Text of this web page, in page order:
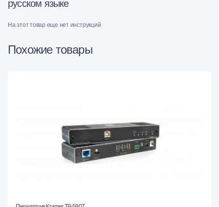
русском языке
На этот товар еще нет инструкций
Похожие товары